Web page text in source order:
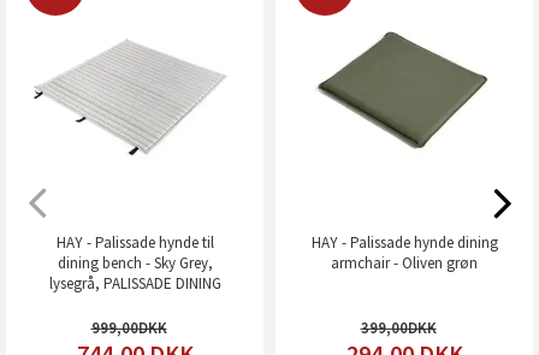
HAY - Palissade hynde til
dining bench - Sky Grey,
lysegrå, PALISSADE DINING
999,00
HAY - Palissade hynde dining
armchair - Oliven grøn
399,00